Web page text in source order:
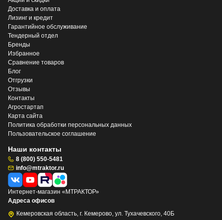
Доставка и оплата
Лизинг и кредит
Гарантийное обслуживание
Тендерный отдел
Бренды
Избранное
Сравнение товаров
Блог
Отгрузки
Отзывы
Контакты
Агростартап
Карта сайта
Политика обработки персональных данных
Пользовательское соглашение
Наши контакты
8 (800) 550-5481
info@mtraktor.ru
Интернет-магазин «МТРАКТОР»
Адреса офисов
Кемеровская область, г. Кемерово, ул. Тухачевского, 40Б